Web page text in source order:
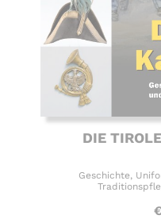
DIE
Geschichte,